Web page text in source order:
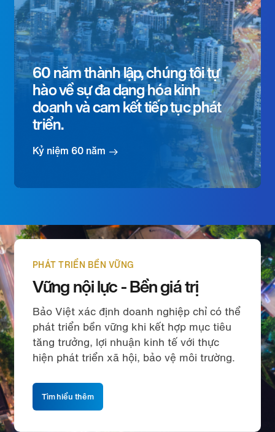
60 năm thành lập, chúng tôi tự
hào về sự đa dạng hóa kinh
doanh và cam kết tiếp tục phát
triển.
Kỷ niệm 60 năm
PHÁT TRIỂN BỀN VỮNG
Vững nội lực - Bền giá trị
Bảo Việt xác định doanh nghiệp chỉ có thể
phát triển bền vững khi kết hợp mục tiêu
tăng trưởng, lợi nhuận kinh tế với thực
hiện phát triển xã hội, bảo vệ môi trường.
Tìm hiểu thêm